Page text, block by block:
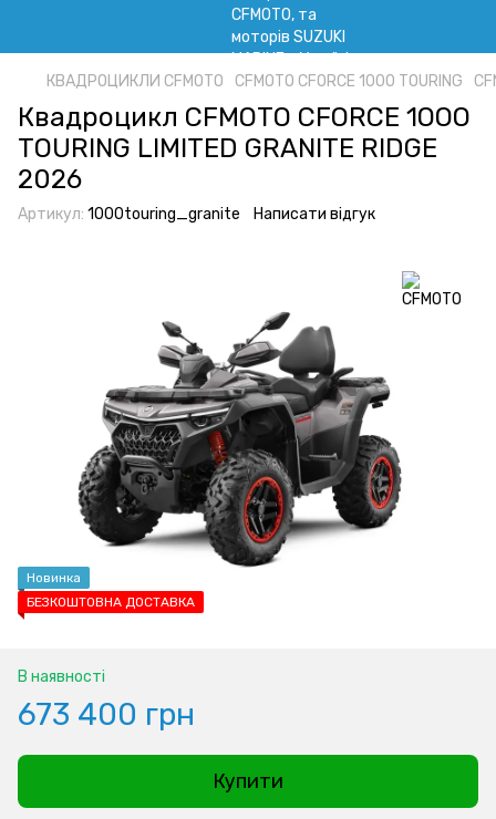
КВАДРОЦИКЛИ CFMOTO CFMOTO CFORCE 1000 TOURING
Квадроцикл CFMOTO CFORCE 1OOO
TOURING LIMITED GRANITE RIDGE
2026
Артикул: 1000touring_granite Написати відгук
Новинка
БЕЗКОШТОВНА ДОСТАВКА
В наявності
673 400 грн
Купити